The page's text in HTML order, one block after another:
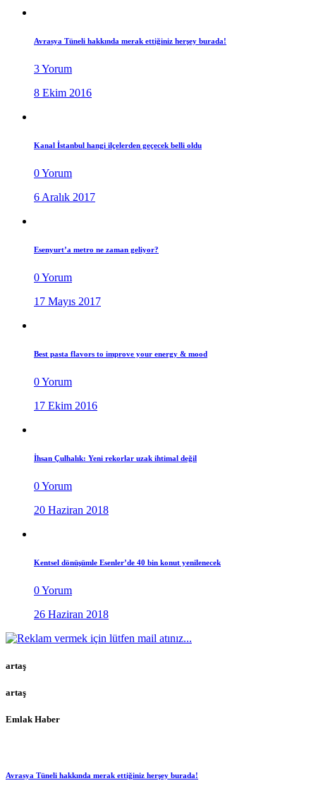
Avrasya Tüneli hakkında merak ettiğiniz herşey burada!
3 Yorum
8 Ekim 2016
Kanal İstanbul hangi ilçelerden geçecek belli oldu
0 Yorum
6 Aralık 2017
Esenyurt’a metro ne zaman geliyor?
0 Yorum
17 Mayıs 2017
Best pasta flavors to improve your energy & mood
0 Yorum
17 Ekim 2016
İhsan Çulhalık: Yeni rekorlar uzak ihtimal değil
0 Yorum
20 Haziran 2018
Kentsel dönüşümle Esenler’de 40 bin konut yenilenecek
0 Yorum
26 Haziran 2018
artaş
artaş
Emlak Haber
Avrasya Tüneli hakkında merak ettiğiniz herşey burada!